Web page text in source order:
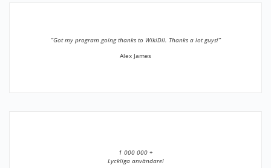
”Got my program going thanks to WikiDll. Thanks a lot guys!”
Alex James
1 000 000 +
Lyckliga användare!